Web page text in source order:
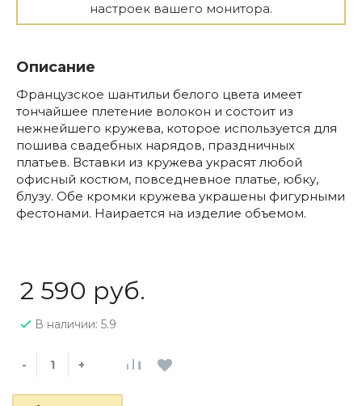
настроек вашего монитора.
Описание
Французское шантильи белого цвета имеет
тончайшее плетение волокон и состоит из
нежнейшего кружева, которое используется для
пошива свадебных нарядов, праздничных
платьев. Вставки из кружева украсят любой
офисный костюм, повседневное платье, юбку,
блузу. Обе кромки кружева украшены фигурными
фестонами. Наирается на изделие объемом.
2 590 руб.
В наличии: 5.9
- +